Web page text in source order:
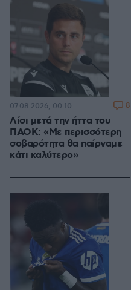
Λίσι μετά την ήττα του
ΠΑΟΚ: «Με περισσότερη
σοβαρότητα θα παίρναμε
κάτι καλύτερο»
07.08.2026, 00:10 8